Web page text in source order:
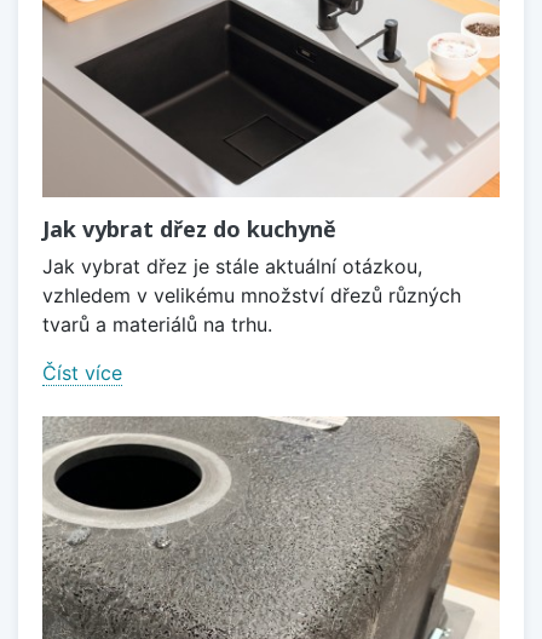
Jak vybrat dřez do kuchyně
Jak vybrat dřez je stále aktuální otázkou,
vzhledem v velikému množství dřezů různých
tvarů a materiálů na trhu.
Číst více